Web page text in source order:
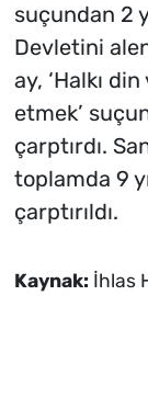
suçundan 2
Devletini
ay, ‘Halkı
etmek’
çarptırdı.
toplamda 9
çarptırıldı.
Kaynak: İhlas